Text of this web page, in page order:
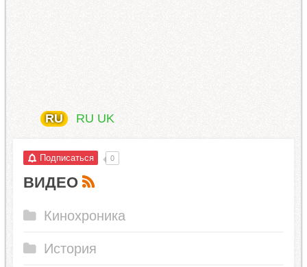
RU RU UK
Подписаться 0
ВИДЕО
Кинохроника
История